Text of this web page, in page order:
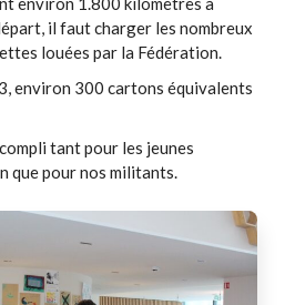
il faut charger les nombreux
louées par la Fédération.
environ 300 cartons équivalents
tant pour les jeunes
que pour nos militants.